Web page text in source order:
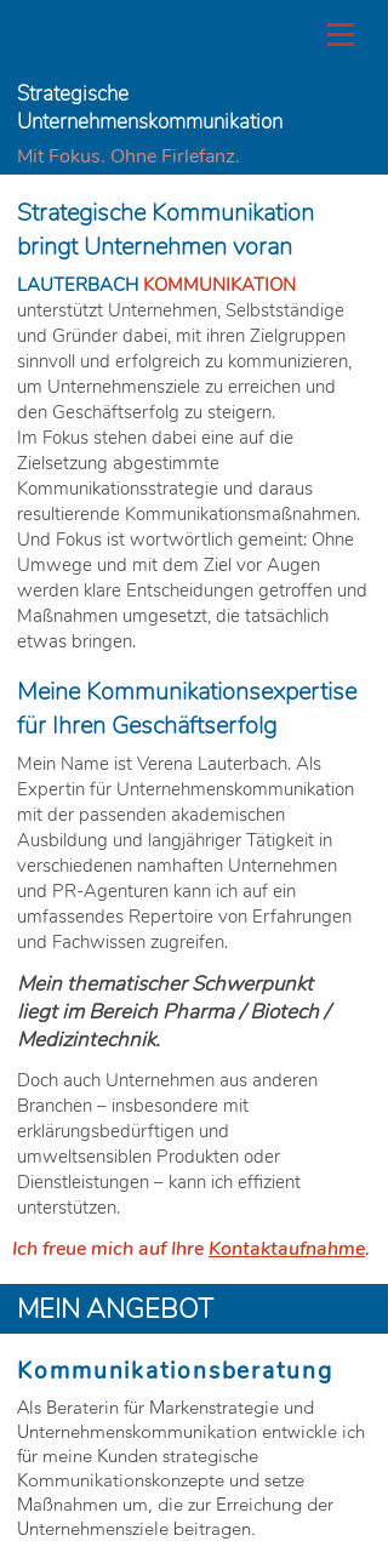
Strategische
Unternehmenskommunikation
Mit Fokus. Ohne Firlefanz.
Strategische Kommunikation
bringt Unternehmen voran
LAUTERBACH KOMMUNIKATION
unterstützt Unternehmen, Selbstständige
und Gründer dabei, mit ihren Zielgruppen
sinnvoll und erfolgreich zu kommunizieren,
um Unternehmensziele zu erreichen und
den Geschäftserfolg zu steigern.
Im Fokus stehen dabei eine auf die
Zielsetzung abgestimmte
Kommunikationsstrategie und daraus
resultierende Kommunikationsmaßnahmen.
Und Fokus ist wortwörtlich gemeint: Ohne
Umwege und mit dem Ziel vor Augen
werden klare Entscheidungen getroffen und
Maßnahmen umgesetzt, die tatsächlich
etwas bringen.
Meine Kommunikationsexpertise
für Ihren Geschäftserfolg
Mein Name ist Verena Lauterbach. Als
Expertin für Unternehmenskommunikation
mit der passenden akademischen
Ausbildung und langjähriger Tätigkeit in
verschiedenen namhaften Unternehmen
und PR-Agenturen kann ich auf ein
umfassendes Repertoire von Erfahrungen
und Fachwissen zugreifen.
Mein thematischer Schwerpunkt
liegt im Bereich Pharma / Biotech /
Medizintechnik.
Doch auch Unternehmen aus anderen
Branchen – insbesondere mit
erklärungsbedürftigen und
umweltsensiblen Produkten oder
Dienstleistungen – kann ich effizient
unterstützen.
Ich freue mich auf Ihre Kontaktaufnahme.
MEIN ANGEBOT
Kommunikationsberatung
Als Beraterin für Markenstrategie und
Unternehmenskommunikation entwickle ich
für meine Kunden strategische
Kommunikationskonzepte und setze
Maßnahmen um, die zur Erreichung der
Unternehmensziele beitragen.